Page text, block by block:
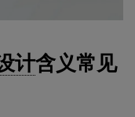
计含义常见